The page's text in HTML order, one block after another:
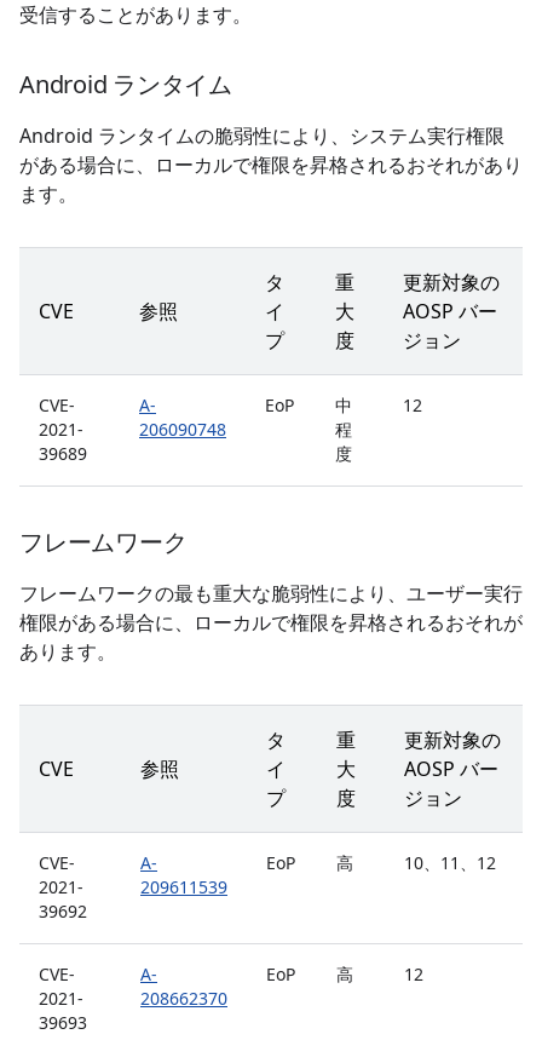
受信することがあります。
Android ランタイム
Android ランタイムの脆弱性により、システム実行権限
がある場合に、ローカルで権限を昇格されるおそれがあり
ます。
CVE 参照
タ
イ
プ
重
大
度
更新対象の
AOSP バー
ジョン
CVE-
2021-
39689
A-
206090748
EoP
中
程
度
12
フレームワーク
フレームワークの最も重大な脆弱性により、ユーザー実行
権限がある場合に、ローカルで権限を昇格されるおそれが
あります。
CVE 参照
タ
イ
プ
重
大
度
更新対象の
AOSP バー
ジョン
CVE-
2021-
39692
A-
209611539
EoP 高 10、11、12
CVE-
2021-
39693
A-
208662370
EoP 高 12